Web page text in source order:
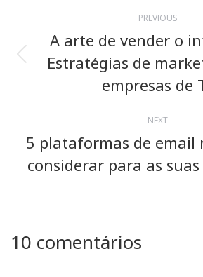
navigation
PREVIOUS
Previous
post:
A arte de vender o
Estratégias de
empresas de
NEXT
Next
post:
5 plataformas de email
considerar para as
10 comentários